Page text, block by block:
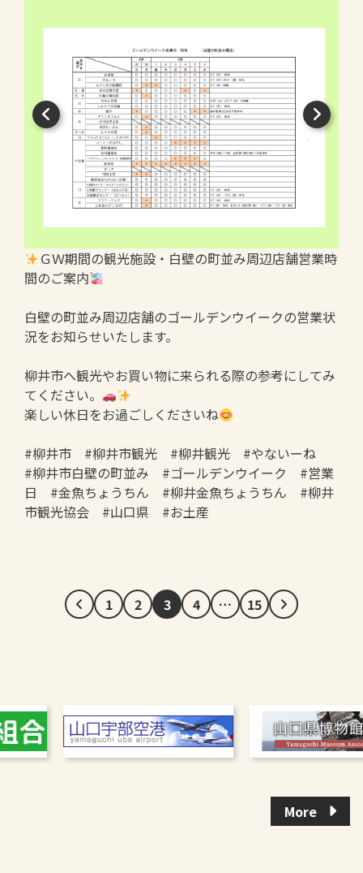
ＧＷ期間の観光施設・白壁の町並み周辺店舗営業時
間のご案内
白壁の町並み周辺店舗のゴールデンウイークの営業状
況をお知らせいたします。
柳井市へ観光やお買い物に来られる際の参考にしてみ
てください。
楽しい休日をお過ごしくださいね
#柳井市 #柳井市観光 #柳井観光 #やないーね
#柳井市白壁の町並み #ゴールデンウイーク #営業
日 #金魚ちょうちん #柳井金魚ちょうちん #柳井
市観光協会 #山口県 #お土産
1 2 3 4 … 15
More